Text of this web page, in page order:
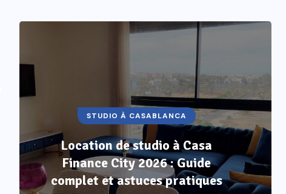
STUDIO À CASABLANCA
Location de studio à Casa
Finance City 2026 : Guide
complet et astuces pratiques